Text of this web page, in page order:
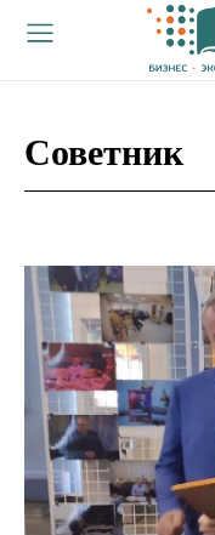
Советник